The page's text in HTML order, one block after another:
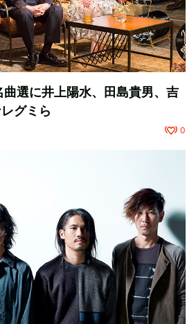
曲選に井上陽水、田島貴男、吉
グミら
0